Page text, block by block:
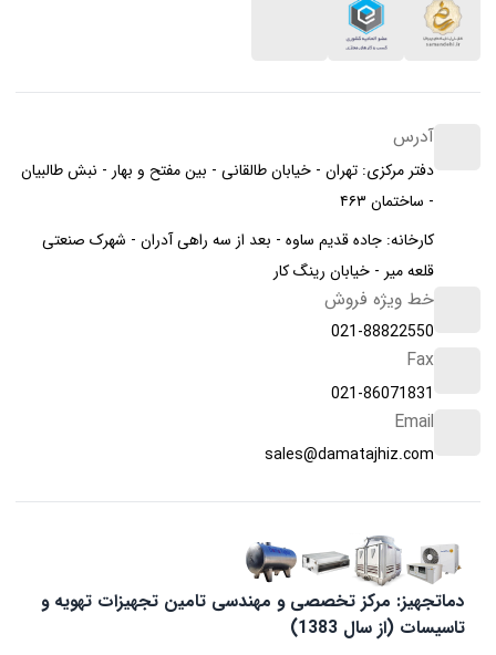
آدرس
دفتر مرکزی: تهران - خیابان طالقانی - بین مفتح و بهار - نبش طالبیان
- ساختمان ۴۶۳
کارخانه: جاده قدیم ساوه - بعد از سه راهی آدران - شهرک صنعتی
قلعه میر - خیابان رینگ کار
خط ویژه فروش
021-88822550
Fax
021-86071831
Email
sales@damatajhiz.com
دماتجهیز: مرکز تخصصی و مهندسی تامین تجهیزات تهویه و
تاسیسات (از سال 1383)